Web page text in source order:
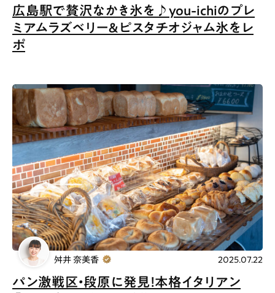
Gourmet News
ペコマガとは 運営会社
スポット情報 広告掲載について
プライバシーポリシー インフォマティブデータポリシー
お問合せ 利用規約
広島駅で贅沢なかき氷を♪you-ichiのプレ
ミアムラズベリー＆ピスタチオジャム氷をレ
ポ
パン激戦区・段原に発見！本格イタリアン
舛井 奈美香 2025.07.22